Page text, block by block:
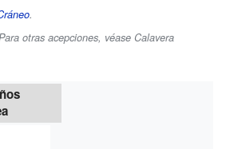
.
otras acepciones, véase Calavera